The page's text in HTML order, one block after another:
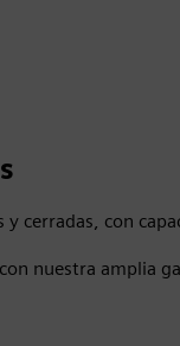
cerradas, con
nuestra amplia